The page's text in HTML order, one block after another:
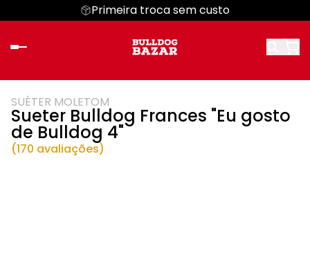
Primeira troca sem custo
SUÉTER MOLETOM
Sueter Bulldog Frances "Eu gosto
de Bulldog 4"
(170 avaliações)